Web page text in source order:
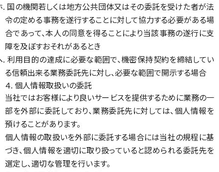
. 国の機関若しくは地方公共団体又はその委託を受けた者が法
令の定める事務を遂行することに対して協力する必要がある場
合であって、本人の同意を得ることにより当該事務の遂行に支
障を及ぼすおそれがあるとき
. 利用目的の達成に必要な範囲で、機密保持契約を締結してい
る信頼出来る業務委託先に対し、必要な範囲で開示する場合
４. 個人情報取扱いの委託
当社ではお客様により良いサービスを提供するために業務の一
部を外部に委託しており、業務委託先に対しては、個人情報を
預けることがあります。
個人情報の取扱いを外部に委託する場合には当社の規程に基
づき、個人情報を適切に取り扱っていると認められる委託先を
選定し、適切な管理を行います。